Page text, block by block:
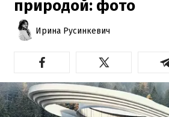
природой: фото
Ирина Русинкевич